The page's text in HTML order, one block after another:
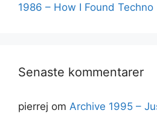
1986 – How I Found Techno
Senaste kommentarer
pierrej om Archive 1995 –